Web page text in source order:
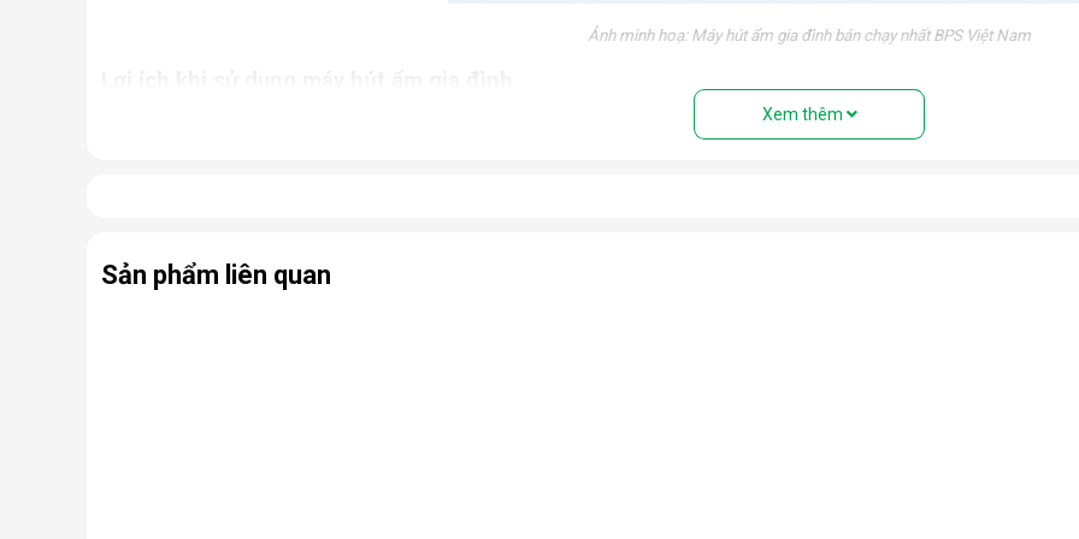
Ảnh minh hoạ: Máy hút ẩm gia đình bán chạy nhất BPS Việt Nam
Giữ cho nhà cửa luôn khô thoáng, tránh khỏi tình trạng trơn trượt trong những ngày nồm ẩm.
Ngăn chặn tình trạng nấm mốc, hạn chế sự phát triển của vi khuẩn trong môi trường độ ẩm cao. Bảo vệ sức
Xem thêm
Sản phẩm liên quan